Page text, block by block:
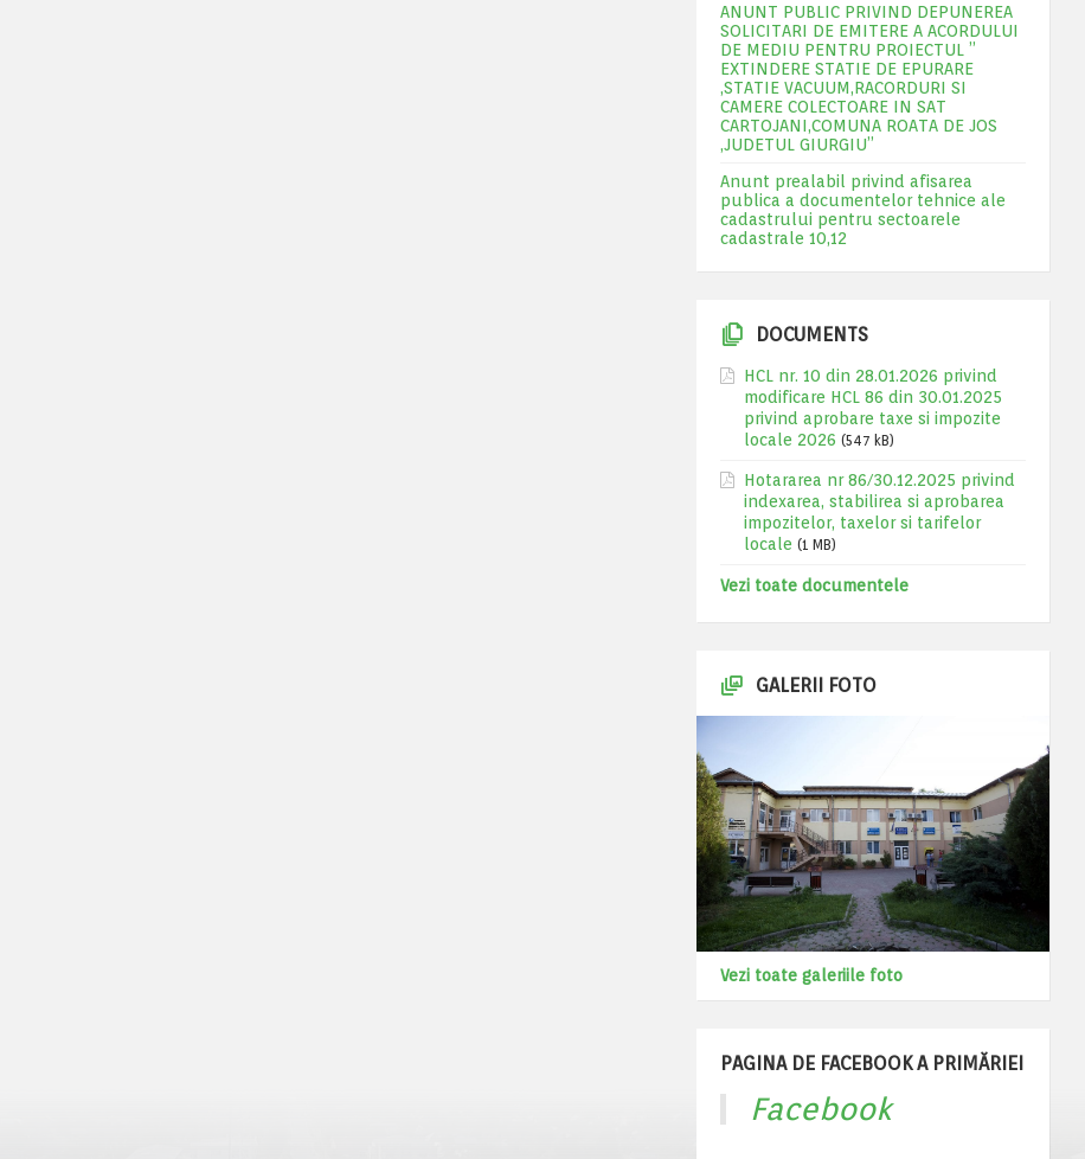
ANUNT PUBLIC PRIVIND DEPUNEREA
SOLICITARI DE EMITERE A ACORDULUI
DE MEDIU PENTRU PROIECTUL ”
EXTINDERE STATIE DE EPURARE
,STATIE VACUUM,RACORDURI SI
CAMERE COLECTOARE IN SAT
CARTOJANI,COMUNA ROATA DE JOS
,JUDETUL GIURGIU”
Anunt prealabil privind afisarea
publica a documentelor tehnice ale
cadastrului pentru sectoarele
cadastrale 10,12
DOCUMENTS
HCL nr. 10 din 28.01.2026 privind
modificare HCL 86 din 30.01.2025
privind aprobare taxe si impozite
locale 2026 (547 kB)
Hotararea nr 86/30.12.2025 privind
indexarea, stabilirea si aprobarea
impozitelor, taxelor si tarifelor
locale (1 MB)
Vezi toate documentele
GALERII FOTO
Vezi toate galeriile foto
PAGINA DE FACEBOOK A PRIMĂRIEI
Facebook